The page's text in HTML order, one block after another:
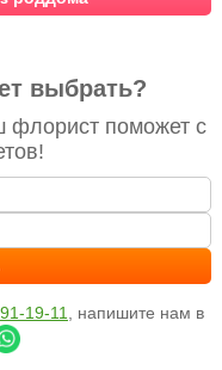
выбрать?
флорист поможет с
19-11
, напишите нам в